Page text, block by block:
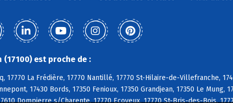
est proche de :
17770 La Frédière, 17770 Nantillé, 17770 St-Hilaire-de-Villefranche,
17430 Bords, 17350 Fenioux, 17350 Grandjean, 17350 Le Mung,
Dompierre s/Charente, 17770 Ecoyeux, 17770 St-Bris-des-Bois,